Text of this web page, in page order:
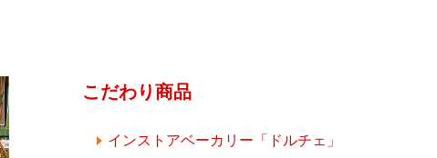
こだわり商品
インストアベーカリー「ドルチェ」